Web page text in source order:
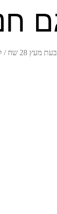
מעץ 28 שח /